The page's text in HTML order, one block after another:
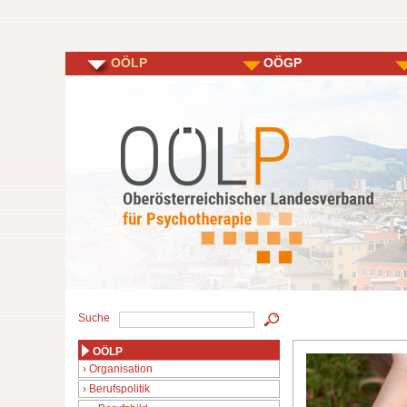
OÖLP OÖGP
OÖLP
Organisation
Berufspolitik